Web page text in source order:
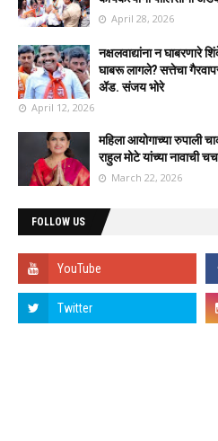
April 28, 2026
नक्षलवाद्यांना न घाबरणारे
घाबरू लागले? सत्तेचा
ॲड. संजय भोरे
April 12, 2026
महिला आयोगाच्या रुपाली
राहुल मोटे यांच्या नावाची
March 22, 2026
FOLLOW US